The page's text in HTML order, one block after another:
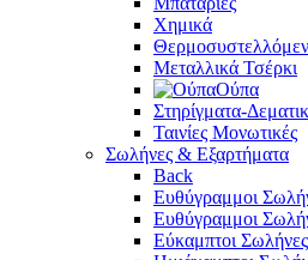
Χημικά
Μεταλλικά Τσέρκι
Ούπα
Στηρίγματα-
Ταινίες Μονωτικές
Σωλήνες & Εξαρτήματα
Back
Ευθύγραμμοι
Ευθύγραμμοι
Εύκαμπτοι Σωλήνες